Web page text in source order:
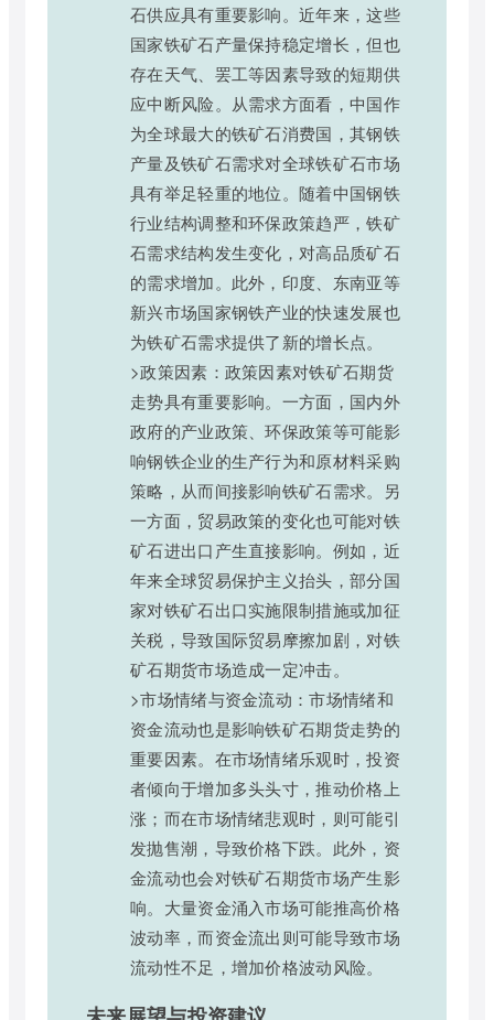
石供应具有重要影响。近年来，这些
国家铁矿石产量保持稳定增长，但也
存在天气、罢工等因素导致的短期供
应中断风险。从需求方面看，中国作
为全球最大的铁矿石消费国，其钢铁
产量及铁矿石需求对全球铁矿石市场
具有举足轻重的地位。随着中国钢铁
行业结构调整和环保政策趋严，铁矿
石需求结构发生变化，对高品质矿石
的需求增加。此外，印度、东南亚等
新兴市场国家钢铁产业的快速发展也
为铁矿石需求提供了新的增长点。
>政策因素：政策因素对铁矿石期货
走势具有重要影响。一方面，国内外
政府的产业政策、环保政策等可能影
响钢铁企业的生产行为和原材料采购
策略，从而间接影响铁矿石需求。另
一方面，贸易政策的变化也可能对铁
矿石进出口产生直接影响。例如，近
年来全球贸易保护主义抬头，部分国
家对铁矿石出口实施限制措施或加征
关税，导致国际贸易摩擦加剧，对铁
矿石期货市场造成一定冲击。
>市场情绪与资金流动：市场情绪和
资金流动也是影响铁矿石期货走势的
重要因素。在市场情绪乐观时，投资
者倾向于增加多头头寸，推动价格上
涨；而在市场情绪悲观时，则可能引
发抛售潮，导致价格下跌。此外，资
金流动也会对铁矿石期货市场产生影
响。大量资金涌入市场可能推高价格
波动率，而资金流出则可能导致市场
流动性不足，增加价格波动风险。